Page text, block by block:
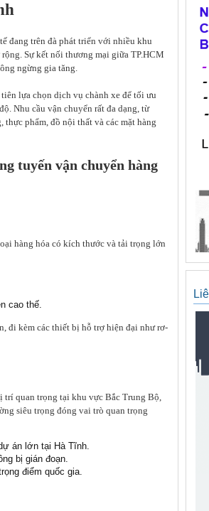
đang trên đà phát triển với nhiều khu
Sự kết nối thương mại giữa TP.HCM
ngừng gia tăng.
lựa chọn dịch vụ chành xe để tối ưu
Nhu cầu vận chuyển rất đa dạng, từ
phẩm, đồ nội thất và các mặt hàng
tuyến vận chuyển hàng
hàng hóa có kích thước và tải trọng lớn
cao thế.
đi kèm các thiết bị hỗ trợ hiện đại như rơ-
trí quan trọng tại khu vực Bắc Trung Bộ,
siêu trọng đóng vai trò quan trọng
án lớn tại Hà Tĩnh.
bị gián đoạn.
điểm quốc gia.